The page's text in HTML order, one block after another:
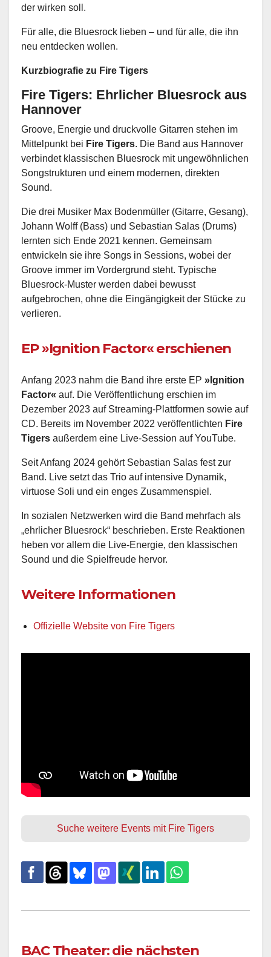
der wirken soll.
Für alle, die Bluesrock lieben – und für alle, die ihn
neu entdecken wollen.
Kurzbiografie zu Fire Tigers
Fire Tigers: Ehrlicher Bluesrock aus
Hannover
Groove, Energie und druckvolle Gitarren stehen im
Mittelpunkt bei Fire Tigers. Die Band aus Hannover
verbindet klassischen Bluesrock mit ungewöhnlichen
Songstrukturen und einem modernen, direkten
Sound.
Die drei Musiker Max Bodenmüller (Gitarre, Gesang),
Johann Wolff (Bass) und Sebastian Salas (Drums)
lernten sich Ende 2021 kennen. Gemeinsam
entwickeln sie ihre Songs in Sessions, wobei der
Groove immer im Vordergrund steht. Typische
Bluesrock-Muster werden dabei bewusst
aufgebrochen, ohne die Eingängigkeit der Stücke zu
verlieren.
EP »Ignition Factor« erschienen
Anfang 2023 nahm die Band ihre erste EP »Ignition
Factor« auf. Die Veröffentlichung erschien im
Dezember 2023 auf Streaming-Plattformen sowie auf
CD. Bereits im November 2022 veröffentlichten Fire
Tigers außerdem eine Live-Session auf YouTube.
Seit Anfang 2024 gehört Sebastian Salas fest zur
Band. Live setzt das Trio auf intensive Dynamik,
virtuose Soli und ein enges Zusammenspiel.
In sozialen Netzwerken wird die Band mehrfach als
„ehrlicher Bluesrock“ beschrieben. Erste Reaktionen
heben vor allem die Live-Energie, den klassischen
Sound und die Spielfreude hervor.
Weitere Informationen
Offizielle Website von Fire Tigers
Suche weitere Events mit Fire Tigers
BAC Theater: die nächsten